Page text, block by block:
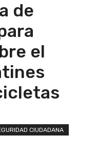
de
el
CIUDADANA